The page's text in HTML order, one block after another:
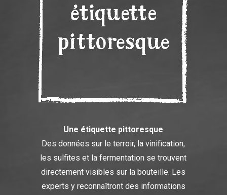
Une étiquette pittoresque
Des données sur le terroir, la vinification,
les sulfites et la fermentation se trouvent
directement visibles sur la bouteille. Les
experts y reconnaîtront des informations